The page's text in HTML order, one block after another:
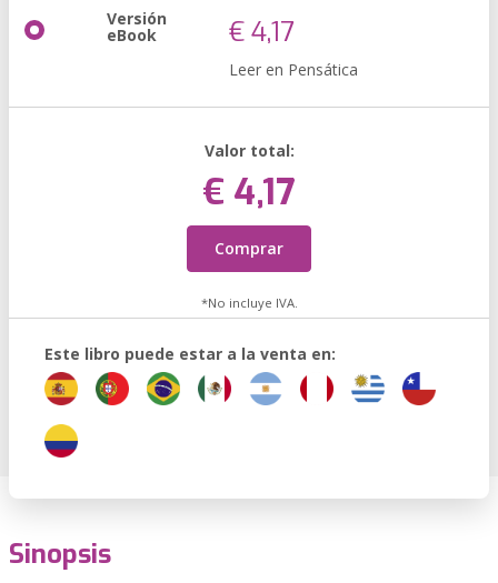
Versión
eBook € 4,17
Leer en Pensática
Valor total:
€ 4,17
Comprar
*No incluye IVA.
Este libro puede estar a la venta en:
Sinopsis